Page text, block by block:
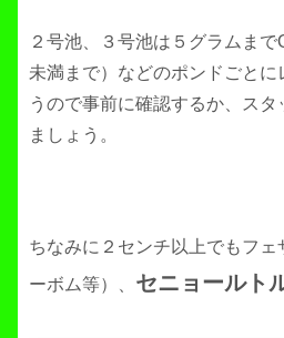
２号池、３号池は５グラムま
未満まで）などのポンドごと
うので事前に確認するか、スタ
ましょう。
ちなみに２センチ以上でもフ
ーボム等）、 セニョールト